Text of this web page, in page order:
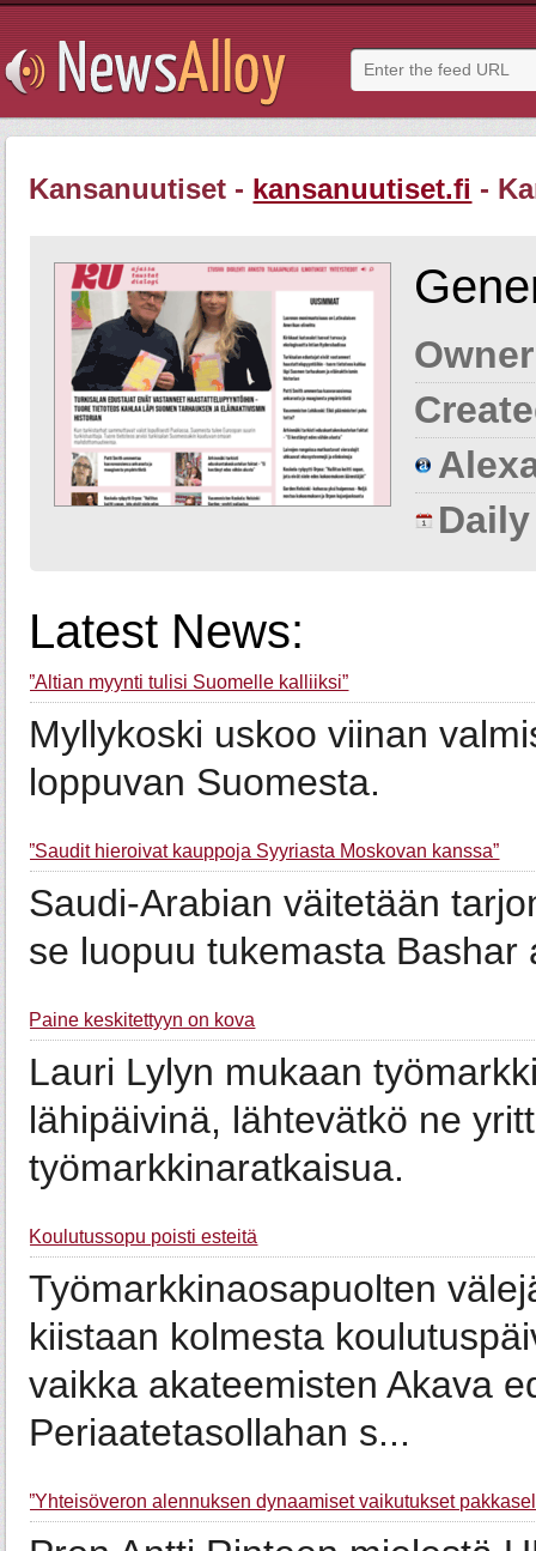
Kansanuutiset - kansanuutiset.fi -
Latest News:
”Altian myynti tulisi Suomelle kalliiksi”
Myllykoski uskoo viinan
loppuvan Suomesta.
”Saudit hieroivat kauppoja Syyriasta Moskovan kanssa”
Saudi-Arabian väitetään
se luopuu tukemasta Bashar
Paine keskitettyyn on kova
Lauri Lylyn mukaan
lähipäivinä, lähtevätkö ne
työmarkkinaratkaisua.
Koulutussopu poisti esteitä
Työmarkkinaosapuolten
kiistaan kolmesta
vaikka akateemisten Akava
Periaatetasollahan s...
”Yhteisöveron alennuksen dynaamiset vaikutukset